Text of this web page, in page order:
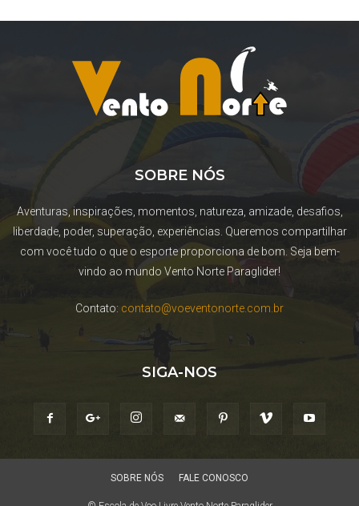
SOBRE NÓS
Aventuras, inspirações, momentos, natureza, amizade, desafios,
liberdade, poder, superação, experiências. Queremos compartilhar
com você tudo o que o esporte proporciona de bom. Seja bem-
vindo ao mundo Vento Norte Paraglider!
Contato: contato@voeventonorte.com.br
SIGA-NOS
SOBRE NÓS FALE CONOSCO